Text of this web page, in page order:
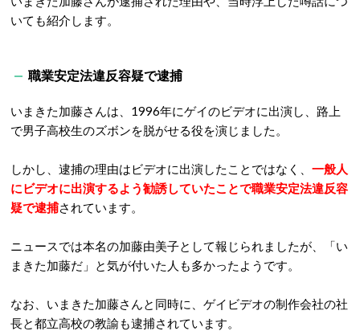
いても紹介します。
職業安定法違反容疑で逮捕
いまきた加藤さんは、1996年にゲイのビデオに出演し、路上
で男子高校生のズボンを脱がせる役を演じました。
しかし、逮捕の理由はビデオに出演したことではなく、 一般人
にビデオに出演するよう勧誘していたことで職業安定法違反容
疑で逮捕されています。
ニュースでは本名の加藤由美子として報じられましたが、「い
まきた加藤だ」と気が付いた人も多かったようです。
なお、いまきた加藤さんと同時に、ゲイビデオの制作会社の社
長と都立高校の教諭も逮捕されています。